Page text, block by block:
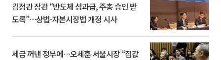
김정관 장관 “반도체 성과급, 주총 승인 받
도록”…상법·자본시장법 개정 시사
세금 꺼낸 정부에…오세훈 서울시장 “집값